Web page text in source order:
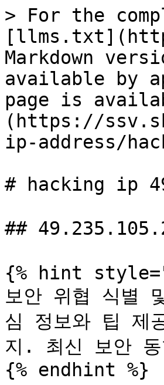
> For the
Markdown
available by
page is
(https://
ip-address/
# hacking ip
##
{% hint
보안 위협 식별
심 정보와 팁 제
지. 최신 보안 동
{% endhint %}